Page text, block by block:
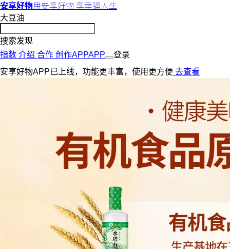
安享好物用安享好物 享幸福人生
大豆油
搜索发现
指数 介绍 合作 创作APPAPP
登录
安享好物APP已上线，功能更丰富，使用更方便 去查看